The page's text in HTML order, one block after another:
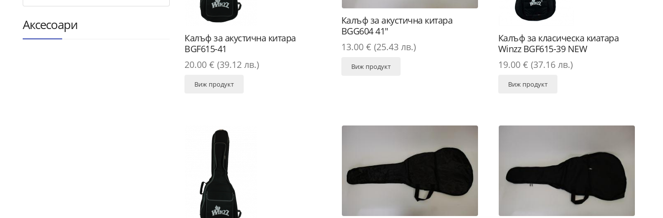
Калъф за акустична китара
BGF615-41
20.00 € (39.12 лв.)
Виж продукт
Калъф за акустична китара
BGG604 41"
13.00 € (25.43 лв.)
Виж продукт
Калъф за класическа киатара
Winzz BGF615-39 NEW
19.00 € (37.16 лв.)
Виж продукт
Аксесоари